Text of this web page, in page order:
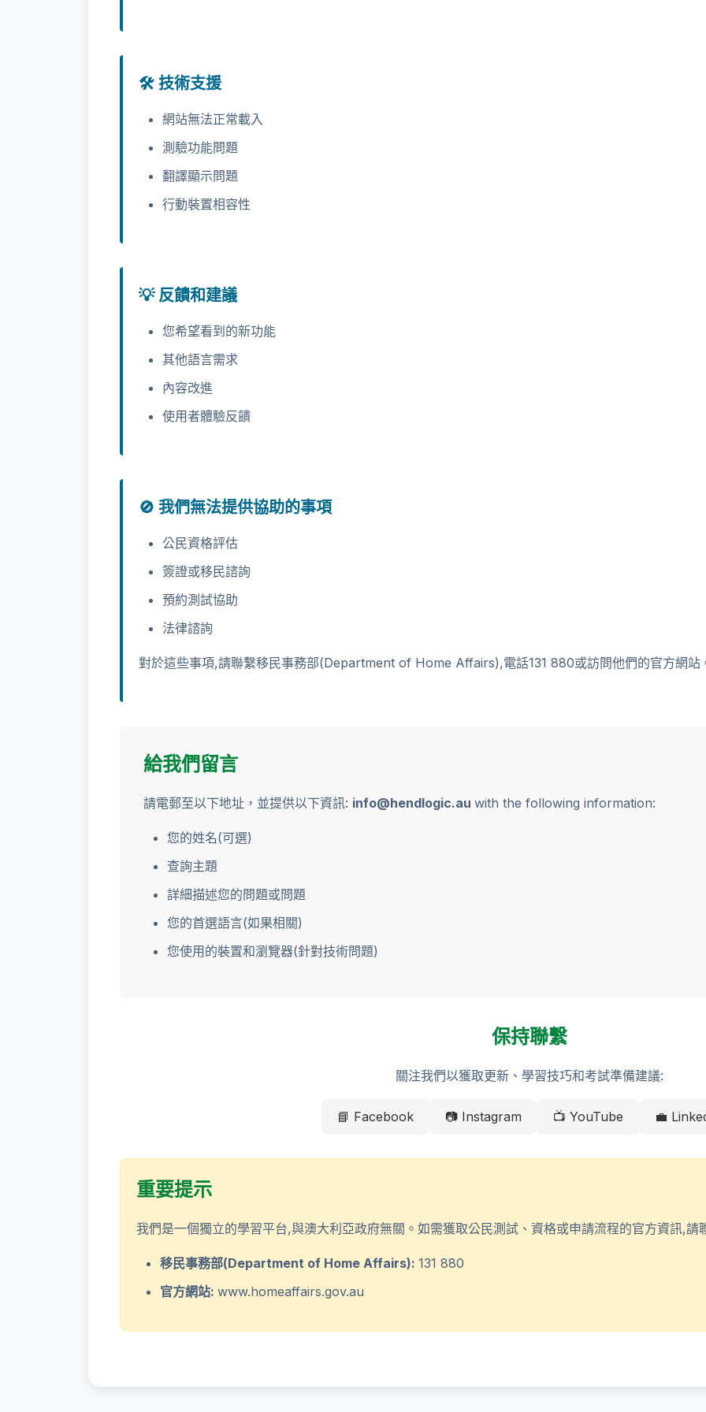
🛠️ 技術支援
網站無法正常載入
測驗功能問題
翻譯顯示問題
行動裝置相容性
💡 反饋和建議
您希望看到的新功能
其他語言需求
內容改進
使用者體驗反饋
🚫 我們無法提供協助的事項
公民資格評估
簽證或移民諮詢
預約測試協助
法律諮詢
對於這些事項,請聯繫移民事務部(Department of Home Affairs),電話131 880或訪問他們的官方網站
給我們留言
請電郵至以下地址，並提供以下資訊: info@hendlogic.au with the following information:
您的姓名(可選)
查詢主題
詳細描述您的問題或問題
您的首選語言(如果相關)
您使用的裝置和瀏覽器(針對技術問題)
保持聯繫
關注我們以獲取更新、學習技巧和考試準備建議:
📘 Facebook 📷 Instagram 📺 YouTube 💼
重要提示
我們是一個獨立的學習平台,與澳大利亞政府無關。如需獲取公民測試、資格或申請流程的官方資訊,請
移民事務部(Department of Home Affairs): 131 880
官方網站: www.homeaffairs.gov.au